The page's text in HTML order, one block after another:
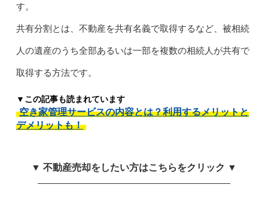
す。
共有分割とは、不動産を共有名義で取得するなど、被相続
人の遺産のうち全部あるいは一部を複数の相続人が共有で
取得する方法です。
▼この記事も読まれています
空き家管理サービスの内容とは？利用するメリットと
デメリットも！
▼ 不動産売却をしたい方はこちらをクリック ▼